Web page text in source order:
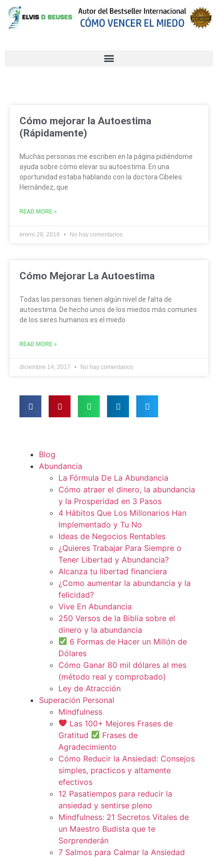
Cómo mejorar la Autoestima
(Rápidamente)
Muchas personas me escriben en la página pidiéndome
ayuda sobre cómo elevar su autoestima. En una
oportunidad estaba hablando con la doctora Cibeles
Hernández, que
READ MORE »
enero 28, 2018 No hay comentarios
Cómo Mejorar La Autoestima
Todas las personas tienen algún nivel de falta de
autoestima. De hecho unos de los miedos más comunes
de los seres humanos es el miedo
READ MORE »
diciembre 14, 2017 No hay comentarios
Blog
Abundancia
La Fórmula De La Abundancia
Cómo atraer el dinero, la abundancia
y la Prosperidad en 3 Pasos
4 Hábitos Que Los Millonarios Han
Implementado y Tu No
Ideas de Negocios Rentables
¿Quieres Trabajar Para Siempre o
Tener Libertad y Abundancia?
Alcanza tu libertad financiera
¿Como aumentar la abundancia y la
felicidad?
Vive En Abundancia
250 Versos de la Biblia sobre el
dinero y la abundancia
6 Formas de Hacer un Millón de
Dólares
Cómo Ganar 80 mil dólares al mes
(método real y comprobado)
Ley de Atracción
Superación Personal
Mindfulness
Las 100+ Mejores Frases de
Gratitud
Frases de
Agradecimiento
Cómo Reducir la Ansiedad: Consejos
simples, practicos y altamente
efectivos
12 Pasatiempos para reducir la
ansiedad y sentirse pleno
Mindfulness: 21 Secretos Vitales de
un Maestro Budista que te
Sorprenderán
7 Salmos para Calmar la Ansiedad